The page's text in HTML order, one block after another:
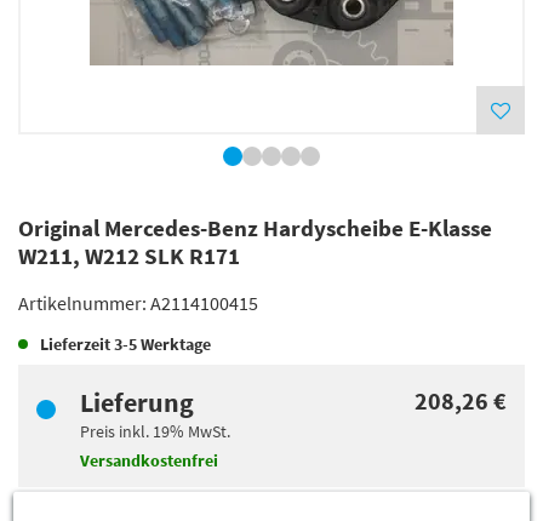
Original Mercedes-Benz Hardyscheibe E-Klasse
W211, W212 SLK R171
Artikelnummer: A2114100415
Lieferzeit3-5 Werktage
Lieferung
Preis inkl. 19% MwSt.
Versandkostenfrei
208,26 €